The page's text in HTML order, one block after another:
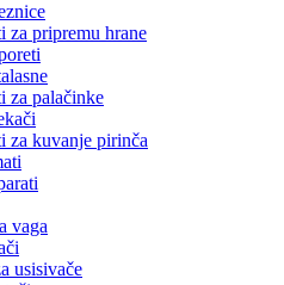
za pripremu hrane
za palačinke
za kuvanje pirinča
vaga
usisivače